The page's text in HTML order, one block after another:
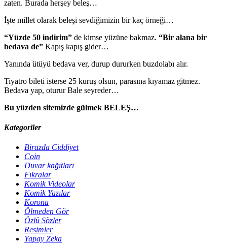
zaten. Burada herşey beleş…
İşte millet olarak beleşi sevdiğimizin bir kaç örneği…
“Yüzde 50 indirim” de kimse yüzüne bakmaz. “Bir alana bir
bedava de” Kapış kapış gider…
Yanında ütüyü bedava ver, durup dururken buzdolabı alır.
Tiyatro bileti isterse 25 kuruş olsun, parasına kıyamaz gitmez.
Bedava yap, oturur Bale seyreder…
Bu yüzden sitemizde gülmek BELEŞ…
Kategoriler
Birazda Ciddiyet
Coin
Duvar kağıtları
Fıkralar
Komik Videolar
Komik Yazılar
Korona
Ölmeden Gör
Özlü Sözler
Resimler
Yapay Zeka